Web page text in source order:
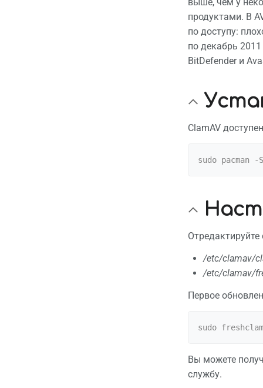
продуктами. В
по доступу:
по декабрь
BitDefender и
ClamAV
/etc/clamav/
/etc/clamav/
Первое
Вы можете
службу.